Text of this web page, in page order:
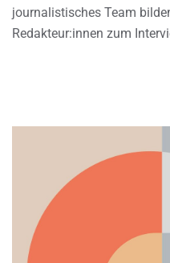
journalistisches Team
Redakteur:innen zum